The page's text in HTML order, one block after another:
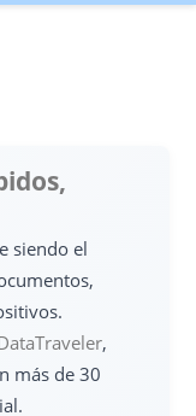
siendo el
,
más de 30